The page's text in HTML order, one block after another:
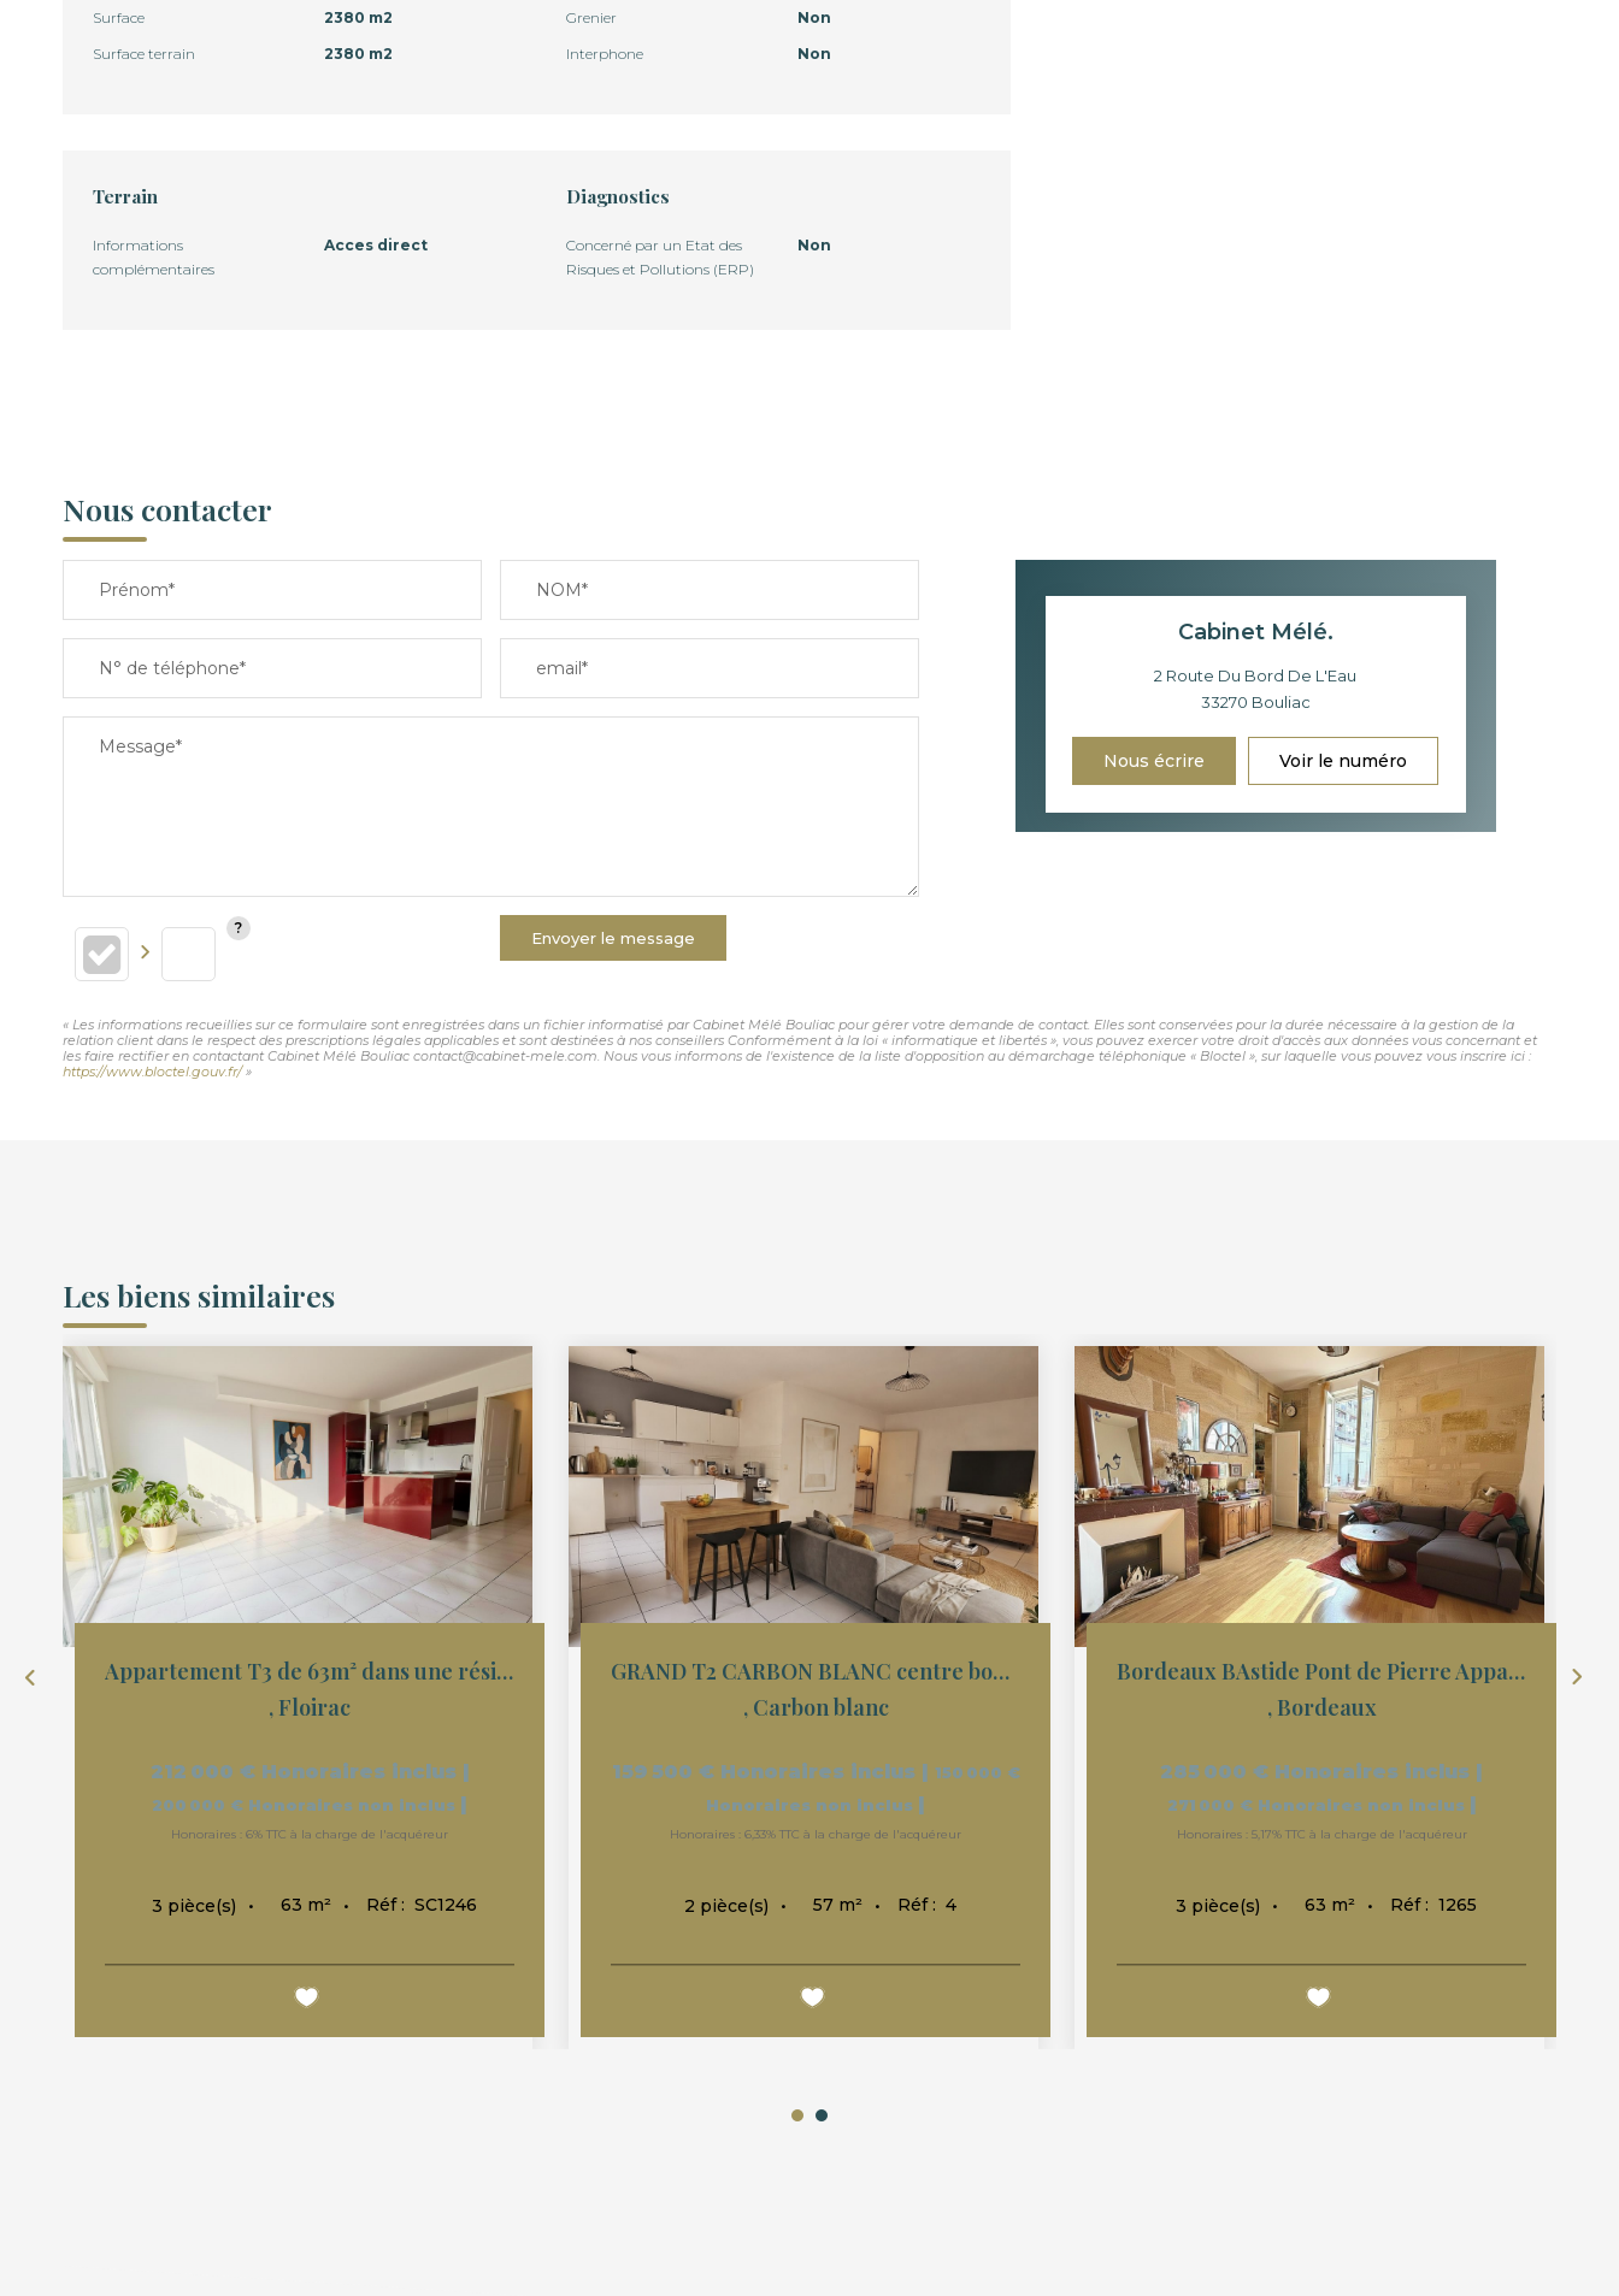
Surface
2380 m2
Surface terrain
2380 m2
Grenier
Non
Interphone
Non
Terrain
Informations
complémentaires
Acces direct
Diagnostics
Concerné par un Etat des
Risques et Pollutions (ERP)
Non
Nous contacter
Prénom* NOM*
N° de téléphone* email*
Message*
Envoyer le message
Cabinet Mélé.
2 Route Du Bord De L'Eau
33270 Bouliac
Nous écrire Voir le numéro
« Les informations recueillies sur ce formulaire sont enregistrées dans un fichier informatisé par Cabinet Mélé Bouliac pour gérer votre demande de contact. Elles sont conservées pour la durée nécessaire à la gestion de la
relation client dans le respect des prescriptions légales applicables et sont destinées à nos conseillers Conformément à la loi « informatique et libertés », vous pouvez exercer votre droit d'accès aux données vous concernant et
les faire rectifier en contactant Cabinet Mélé Bouliac contact@cabinet-mele.com. Nous vous informons de l'existence de la liste d'opposition au démarchage téléphonique « Bloctel », sur laquelle vous pouvez vous inscrire ici :
https://www.bloctel.gouv.fr/»
Les biens similaires
Appartement T3 de 63m² dans une résidence sécurisée avec...
, Floirac
212 000 € Honoraires inclus |
200 000 € Honoraires non inclus |
Honoraires : 6% TTC à la charge de l'acquéreur
3 pièce(s) 63 m² Réf : SC1246
GRAND T2 CARBON BLANC centre bourg
, Carbon blanc
159 500 € Honoraires inclus | 150 000 €
Honoraires non inclus |
Honoraires : 6,33% TTC à la charge de l'acquéreur
2 pièce(s) 57 m² Réf : 4
Bordeaux BAstide Pont de Pierre Appartement type 3 de 63m2
, Bordeaux
285 000 € Honoraires inclus |
271 000 € Honoraires non inclus |
Honoraires : 5,17% TTC à la charge de l'acquéreur
3 pièce(s) 63 m² Réf : 1265